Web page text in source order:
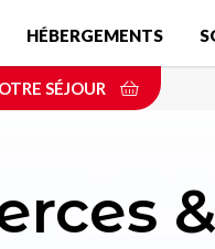
HÉBERGEMENTS
SÉJOUR